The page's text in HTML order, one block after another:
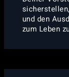
und den
zum Leben